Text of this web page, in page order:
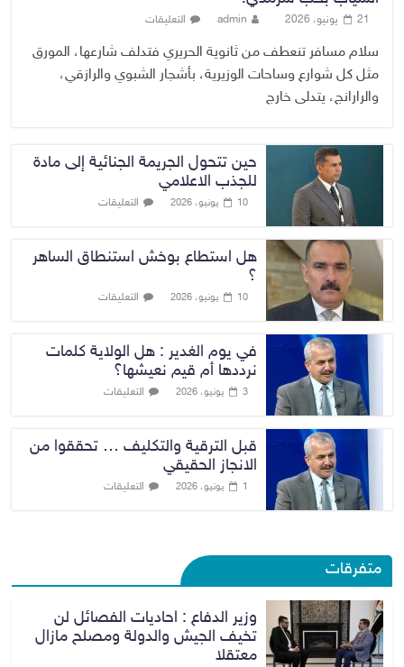
21 يونيو، 2026 admin التعليقات
سلام مسافر تنعطف من ثانوية الحريري فتدلف شارعها، المورق
مثل كل شوارع وساحات الوزيرية، بأشجار الشبوي والرازقي،
والرارانج، يتدلى خارج
حين تتحول الجريمة الجنائية إلى مادة
للجذب الاعلامي
10 يونيو، 2026 التعليقات
هل استطاع بوخش استنطاق الساهر
؟
10 يونيو، 2026 التعليقات
في يوم الغدير : هل الولاية كلمات
نرددها أم قيم نعيشها؟
3 يونيو، 2026 التعليقات
قبل الترقية والتكليف … تحققوا من
الانجاز الحقيقي
1 يونيو، 2026 التعليقات
متفرقات
وزير الدفاع : احاديات الفصائل لن
تخيف الجيش والدولة ومصلح مازال
معتقلا